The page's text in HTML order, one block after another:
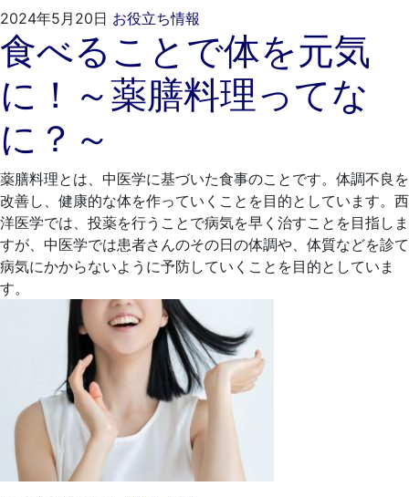
2024年5月20日 お役立ち情報
年
4
月
24
れ
も
と
歯
院
食べることで体を元気
に！～薬膳料理ってな
に？～
薬膳料理とは、中医学に基づいた食事のことです。体調不良を
改善し、健康的な体を作っていくことを目的としています。西
洋医学では、投薬を行うことで病気を早く治すことを目指しま
すが、中医学では患者さんのその日の体調や、体質などを診て
病気にかからないように予防していくことを目的としていま
す。